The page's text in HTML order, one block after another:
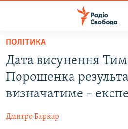
Перейти
основного
матеріалу
Перейти
до
основної
навігації
ВСЕ ЗА ДОБУ
СТАТТІ
ЕКОНОМІКА
РОСІЙСЬКА «ФІЛЬТРАЦІЯ»
ПОЛІТИКА
Дата висунення
Порошенка
визначатиме –
Дмитро Баркар